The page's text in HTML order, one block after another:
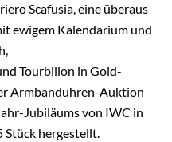
Scafusia, eine überaus
ewigem Kalendarium und
Tourbillon in Gold-
Armbanduhren-Auktion
Jubiläums von IWC in
hergestellt.